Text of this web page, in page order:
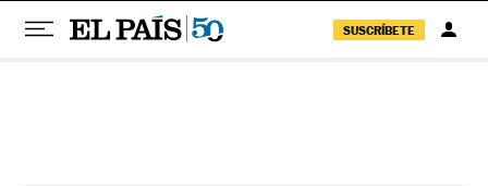
SUSCRÍBETE